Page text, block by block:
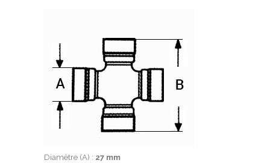
Diamètre (A) : 27 mm